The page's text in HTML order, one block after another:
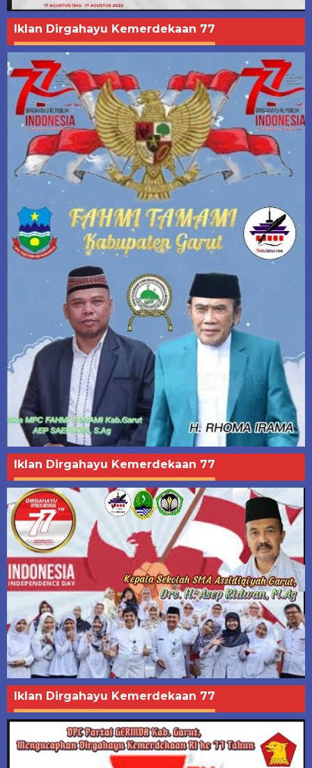
Iklan Dirgahayu Kemerdekaan 77
Iklan Dirgahayu Kemerdekaan 77
Iklan Dirgahayu Kemerdekaan 77